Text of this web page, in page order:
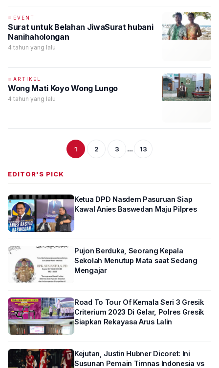
EVENT
Surat untuk Belahan JiwaSurat hubani
Nanihaholongan
4 tahun yang lalu
ARTIKEL
Wong Mati Koyo Wong Lungo
4 tahun yang lalu
1 2 3 ... 13
EDITOR'S PICK
Ketua DPD Nasdem Pasuruan Siap
Kawal Anies Baswedan Maju Pilpres
Pujon Berduka, Seorang Kepala
Sekolah Menutup Mata saat Sedang
Mengajar
Road To Tour Of Kemala Seri 3 Gresik
Criterium 2023 Di Gelar, Polres Gresik
Siapkan Rekayasa Arus Lalin
Kejutan, Justin Hubner Dicoret: Ini
Susunan Pemain Timnas Indonesia vs